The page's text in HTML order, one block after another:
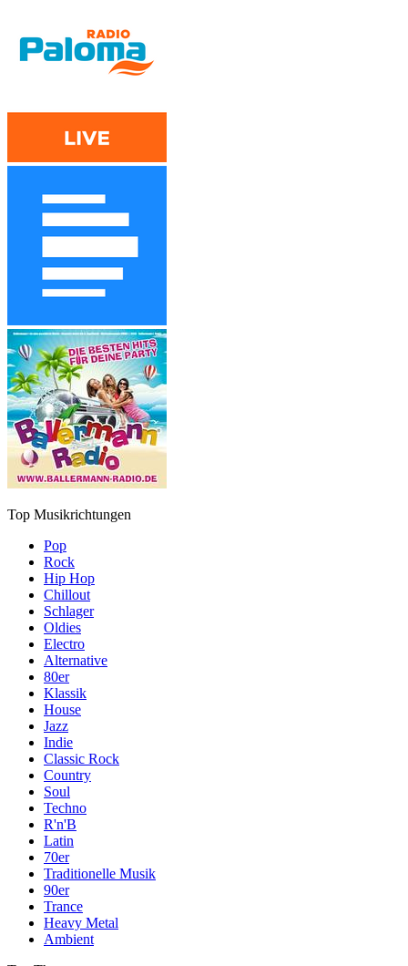
Top Musikrichtungen
Pop
Rock
Hip Hop
Chillout
Schlager
Oldies
Electro
Alternative
80er
Klassik
House
Jazz
Indie
Classic Rock
Country
Soul
Techno
R'n'B
Latin
70er
Traditionelle Musik
90er
Trance
Heavy Metal
Ambient